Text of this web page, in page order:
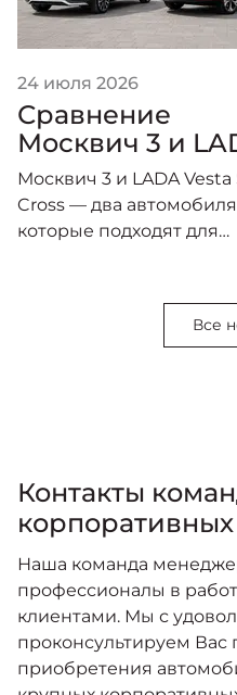
24 июля 2026
Сравнение
Москвич 3 и
Vesta SW Cross
Москвич 3 и LADA Vesta
Cross — два
которые подходят для
по городу и
Все
Контакты
Наша команда
профессионалы в
клиентами. Мы с
проконсультируем Вас
приобретения